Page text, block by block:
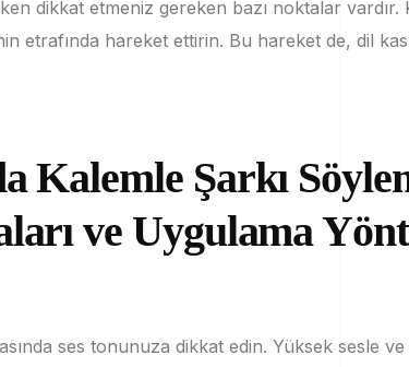
dikkat etmeniz gereken bazı noktalar vardır.
etrafında hareket ettirin. Bu hareket de, dil
Kalemle Şarkı
ve Uygulama
ses tonunuza dikkat edin. Yüksek sesle